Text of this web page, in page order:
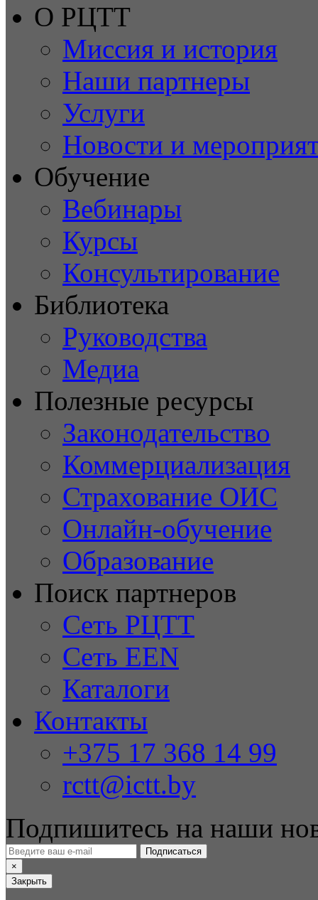
О РЦТТ
Миссия и история
Наши партнеры
Услуги
Новости и
Обучение
Вебинары
Курсы
Консультирование
Библиотека
Руководства
Медиа
Полезные ресурсы
Законодательство
Коммерциализация
Страхование ОИС
Онлайн-обучение
Образование
Поиск партнеров
Сеть РЦТТ
Сеть EEN
Каталоги
Контакты
+375 17 368 14 99
rctt@ictt.by
Подпишитесь на наши
Подписаться
×
Закрыть